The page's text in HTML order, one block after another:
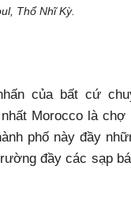
Thổ Nhĩ Kỳ.
của bất cứ
Morocco là
phố này đầy
đầy các sạp